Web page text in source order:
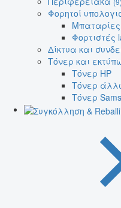
Φορητοί
Φορτιστές
Δίκτυα και
Τόνερ και
Τόνερ HP
Τόνερ
Τόνερ